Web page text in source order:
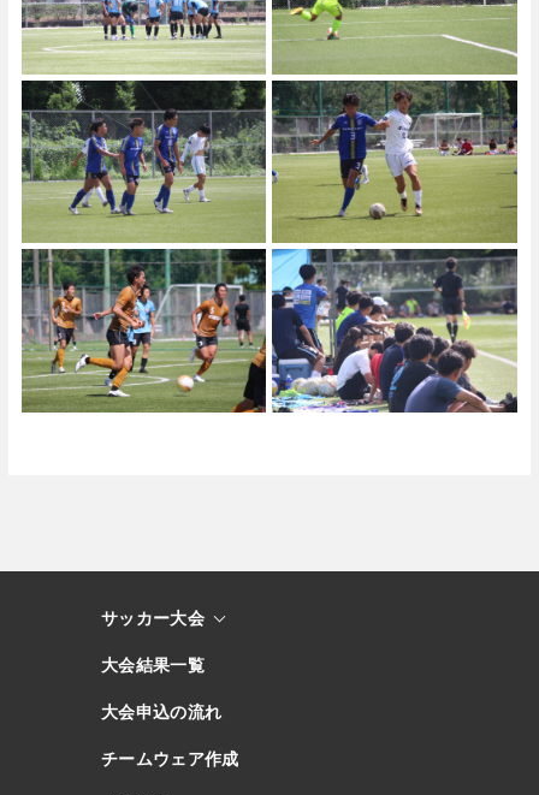
サッカー大会
大会結果一覧
大会申込の流れ
チームウェア作成